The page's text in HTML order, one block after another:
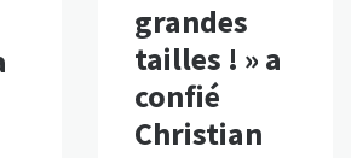
grandes
tailles ! » a
confié
Christian